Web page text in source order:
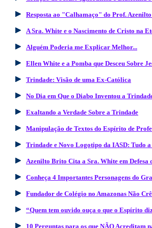
Resposta ao "Calhamaço" do Prof.
A Sra. White e o Nascimento de Cristo na
Alguém Poderia me Explicar Melhor...
Ellen White e a Pomba que Desceu Sobre
Trindade: Visão de uma Ex-Católica
No Dia em Que o Diabo Inventou a
Exaltando a Verdade Sobre a Trindade
Manipulação de Textos do Espírito de
Trindade e Novo Logotipo da IASD: Tudo a
Azenilto Brito Cita a Sra. White em Defesa
Conheça 4 Importantes Personagens do
Fundador de Colégio no Amazonas Não
“Quem tem ouvido ouça o que o Espírito
10 Perguntas para os que NÃO Acreditam